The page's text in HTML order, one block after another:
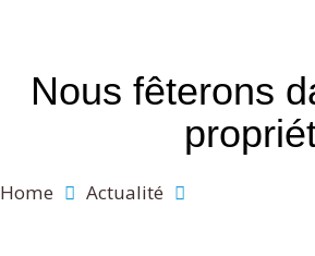
Nous fêterons
Home Actualité